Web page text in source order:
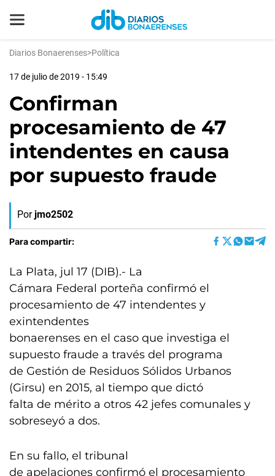
Diarios Bonaerenses>Política
17 de julio de 2019 - 15:49
Confirman
procesamiento de 47
intendentes en causa
por supuesto fraude
Por jmo2502
Para compartir:
La Plata, jul 17 (DIB).- La
Cámara Federal porteña confirmó el
procesamiento de 47 intendentes y
exintendentes
bonaerenses en el caso que investiga el
supuesto fraude a través del programa
de Gestión de Residuos Sólidos Urbanos
(Girsu) en 2015, al tiempo que dictó
falta de mérito a otros 42 jefes comunales y
sobreseyó a dos.
En su fallo, el tribunal
de apelaciones confirmó el procesamiento